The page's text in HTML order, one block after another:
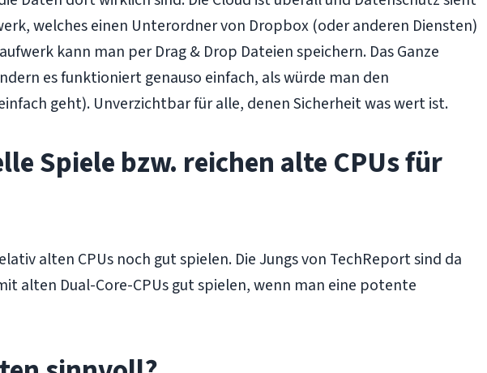
welches einen Unterordner von Dropbox (oder anderen Diensten)
kann man per Drag & Drop Dateien speichern. Das Ganze
es funktioniert genauso einfach, als würde man den
geht). Unverzichtbar für alle, denen Sicherheit was wert ist.
Spiele bzw. reichen alte CPUs für
alten CPUs noch gut spielen. Die Jungs von TechReport sind da
alten Dual-Core-CPUs gut spielen, wenn man eine potente